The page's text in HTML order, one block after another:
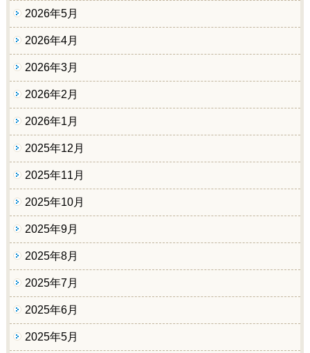
2026年5月
2026年4月
2026年3月
2026年2月
2026年1月
2025年12月
2025年11月
2025年10月
2025年9月
2025年8月
2025年7月
2025年6月
2025年5月